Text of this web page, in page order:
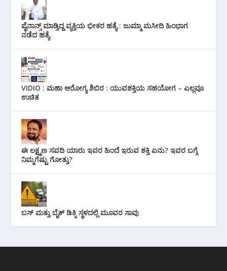
ಪೈನಾನ್ಸ್ ಮಾಡ್ತಿದ್ದ ವ್ಯಕ್ತಿಯ ಭೀಕರ‌ ಹತ್ಯೆ : ಜುಮ್ಮಾ ಮಸೀದಿ ಹಿಂಭಾಗ
ನಡೆದ ಹತ್ಯೆ
VIDIO : ಮಹಾ ಆರೋಗ್ಯ ಶಿಬಿರ : ಯುವಶಕ್ತಿಯ ಸಹಯೋಗ – ಎಲ್ಲವೂ
ಉಚಿತ
ಈ ಲಕ್ಷ್ಮಣ ಸವದಿ ಯಾರು ಇವರ ಹಿಂದೆ ಇರುವ ಶಕ್ತಿ ಏನು? ಇವರ ಬಗ್ಗೆ
ನಿಮ್ಮಗೆಷ್ಟು ಗೋತ್ತು?
ಬಸ್ ಮತ್ತು ಬೈಕ್ ಡಿಕ್ಕಿ ಸ್ಥಳದಲ್ಲಿ ಮೂವರ ಸಾವು